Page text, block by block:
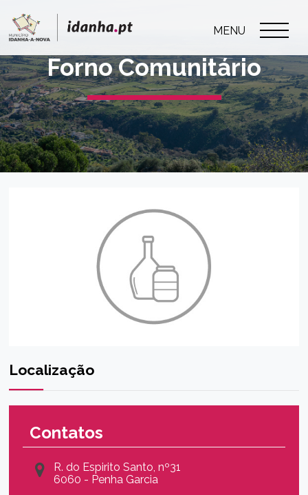
MENU
Forno Comunitário
Localização
Contatos
R. do Espirito Santo, nº31
6060 - Penha Garcia